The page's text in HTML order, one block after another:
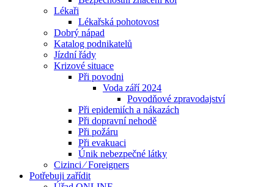
Lékaři
Lékařská pohotovost
Dobrý nápad
Katalog podnikatelů
Jízdní řády
Krizové situace
Při povodni
Voda září 2024
Povodňové zpravodajství
Při epidemiích a nákazách
Při dopravní nehodě
Při požáru
Při evakuaci
Únik nebezpečné látky
Cizinci ⁄ Foreigners
Potřebuji zařídit